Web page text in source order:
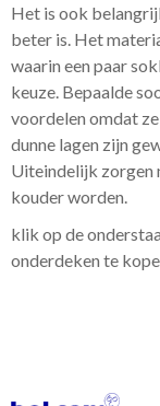
Het is ook
beter is. Het
waarin een paar
keuze. Bepaalde
voordelen omdat
dunne lagen zijn
Uiteindelijk zorgen
kouder worden.
klik op de
onderdeken te